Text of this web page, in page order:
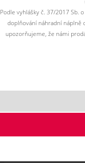
Podle vyhlášky č. 37/2017 Sb.
doplňování náhradní náplně
upozorňujeme, že námi